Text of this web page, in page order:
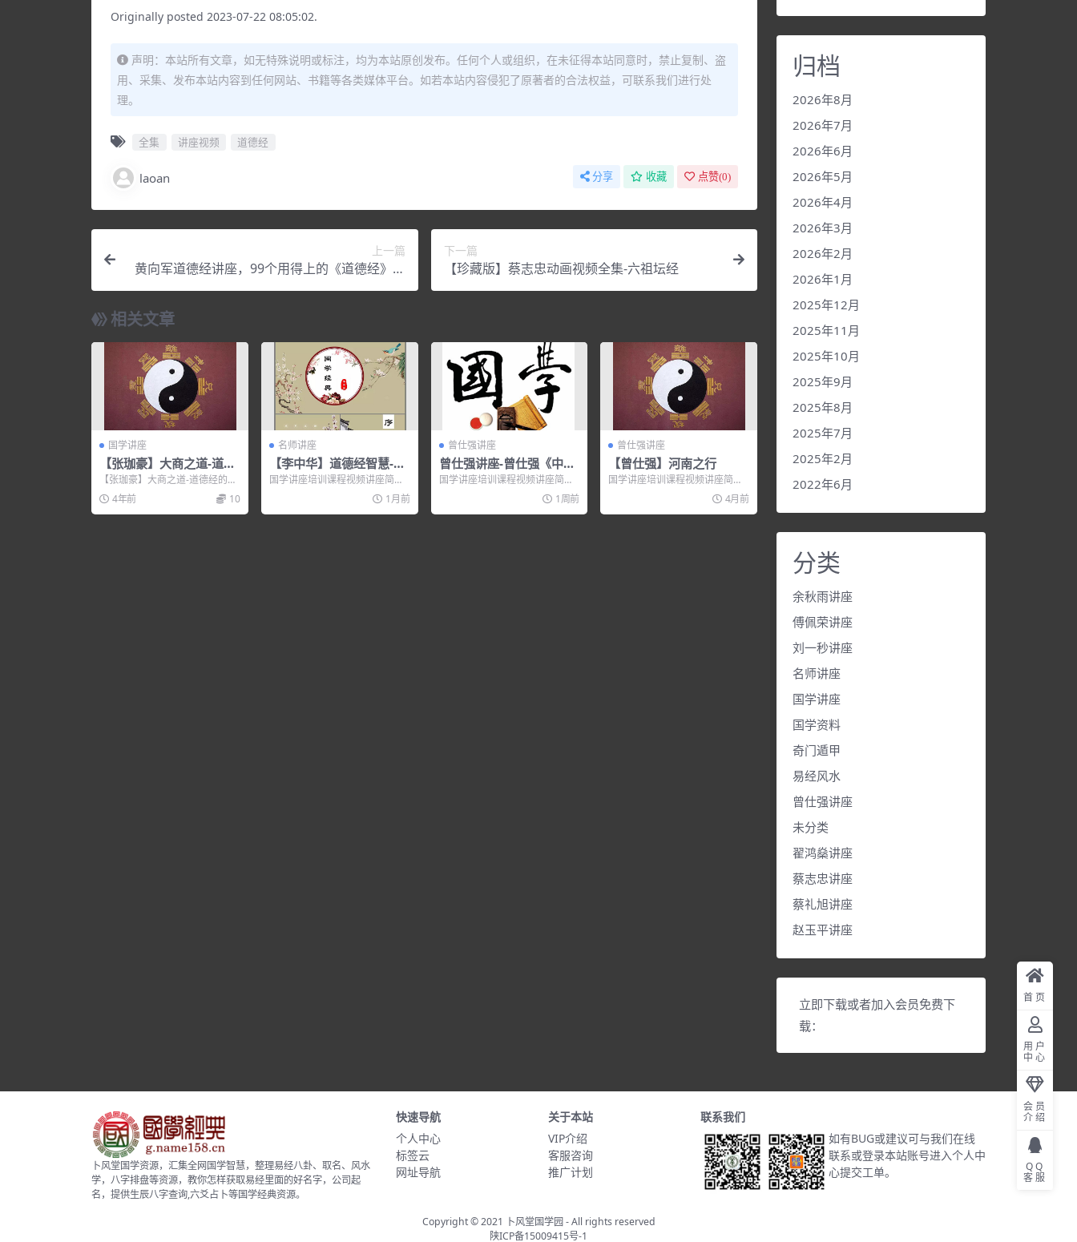
Originally posted 2023-07-22 08:05:02.
声明：本站所有文章，如无特殊说明或标注，均为本站原创发布。任何个人或组织，在未征得本站同意时，禁止复制、盗
用、采集、发布本站内容到任何网站、书籍等各类媒体平台。如若本站内容侵犯了原著者的合法权益，可联系我们进行处
理。
全集 讲座视频 道德经
laoan 分享 收藏 点赞(0)
上一篇
黄向军道德经讲座，99个用得上的《道德经》智
慧
下一篇
【珍藏版】蔡志忠动画视频全集-六祖坛经
相关文章
国学讲座
【张珈豪】大商之道-道德
经的商业智慧【高清】
【张珈豪】大商之道-道德经的商
业智慧【高清】，培训讲座视
频，培训课程视频教程下载...
4年前 10
名师讲座
【李中华】道德经智慧-德
篇
国学讲座培训课程视频讲座简
介： 《道德经》智慧 ——德篇...
1月前
曾仕强讲座
曾仕强讲座-曾仕强《中国
式管理》
国学讲座培训课程视频讲座简
介： 曾仕强讲座 – 曾仕强《中国
1周前
曾仕强讲座
【曾仕强】河南之行
国学讲座培训课程视频讲座简
介： 【曾仕强】河南之行 河南
4月前
归档
2026年8月
2026年7月
2026年6月
2026年5月
2026年4月
2026年3月
2026年2月
2026年1月
2025年12月
2025年11月
2025年10月
2025年9月
2025年8月
2025年7月
2025年2月
2022年6月
分类
余秋雨讲座
傅佩荣讲座
刘一秒讲座
名师讲座
国学讲座
国学资料
奇门遁甲
易经风水
曾仕强讲座
未分类
翟鸿燊讲座
蔡志忠讲座
蔡礼旭讲座
赵玉平讲座
立即下载或者加入会员免费下
载：
卜风堂国学资源，汇集全网国学智慧，整理易经八卦、取名、风水
学，八字排盘等资源，教你怎样获取易经里面的好名字，公司起
名，提供生辰八字查询,六爻占卜等国学经典资源。
快速导航
个人中心
标签云
网址导航
关于本站
VIP介绍
客服咨询
推广计划
联系我们
如有BUG或建议可与我们在线
联系或登录本站账号进入个人中
心提交工单。
Copyright © 2021 卜风堂国学园- All rights reserved
陕ICP备15009415号-1
首页
用户
中心
会员
介绍
QQ
客服